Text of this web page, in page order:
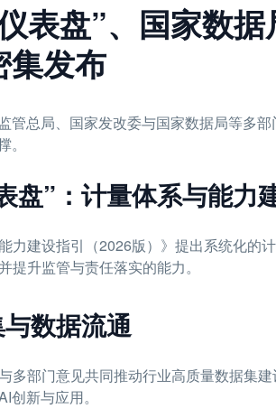
表盘”、国家数
集发布
管总局、国家发改委与国家数据局等多
盘”：计量体系与能力
力建设指引（2026版）》提出系统化
提升监管与责任落实的能力。
数据流通
多部门意见共同推动行业高质量数据集
创新与应用。